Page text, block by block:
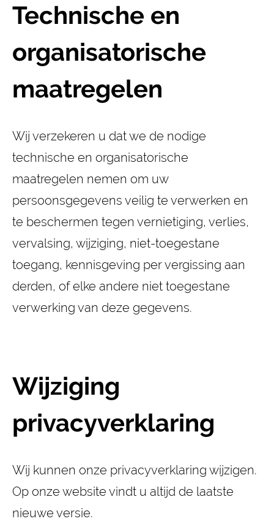
Technische en
organisatorische
maatregelen
Wij verzekeren u dat we de nodige
technische en organisatorische
maatregelen nemen om uw
persoonsgegevens veilig te verwerken en
te beschermen tegen vernietiging, verlies,
vervalsing, wijziging, niet-toegestane
toegang, kennisgeving per vergissing aan
derden, of elke andere niet toegestane
verwerking van deze gegevens.
Wijziging
privacyverklaring
Wij kunnen onze privacyverklaring wijzigen.
Op onze website vindt u altijd de laatste
nieuwe versie.